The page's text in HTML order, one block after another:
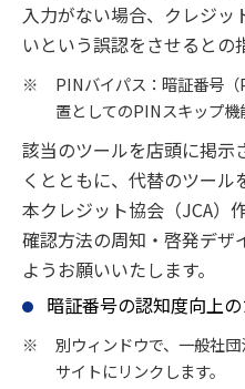
入力がない場合、クレジッ
いという誤認をさせるとの
※
PINバイパス：暗証番号
置としてのPINスキップ機
該当のツールを店頭に掲示
くとともに、代替のツー
本クレジット協会（JCA）
確認方法の周知・啓発デザ
ようお願いいたします。
暗証番号の認知度向上
※
別ウィンドウで、一般社
サイトにリンクします。